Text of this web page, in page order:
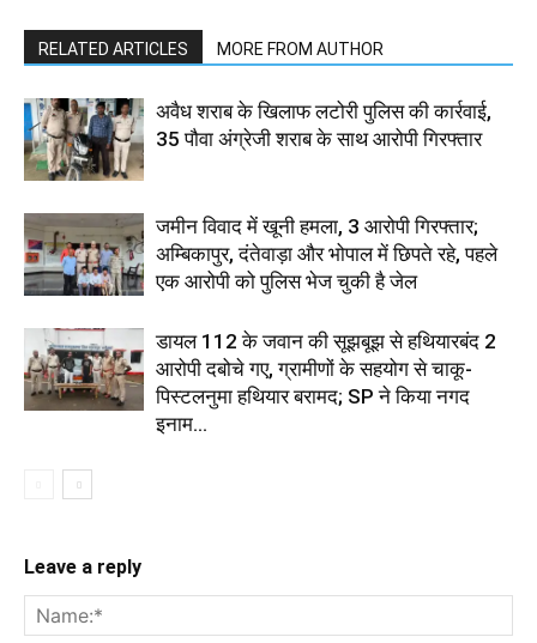
RELATED ARTICLES MORE FROM AUTHOR
अवैध शराब के खिलाफ लटोरी पुलिस की कार्रवाई,
35 पौवा अंग्रेजी शराब के साथ आरोपी गिरफ्तार
जमीन विवाद में खूनी हमला, 3 आरोपी गिरफ्तार;
अम्बिकापुर, दंतेवाड़ा और भोपाल में छिपते रहे, पहले
एक आरोपी को पुलिस भेज चुकी है जेल
डायल 112 के जवान की सूझबूझ से हथियारबंद 2
आरोपी दबोचे गए, ग्रामीणों के सहयोग से चाकू-
पिस्टलनुमा हथियार बरामद; SP ने किया नगद
इनाम...
Leave a reply